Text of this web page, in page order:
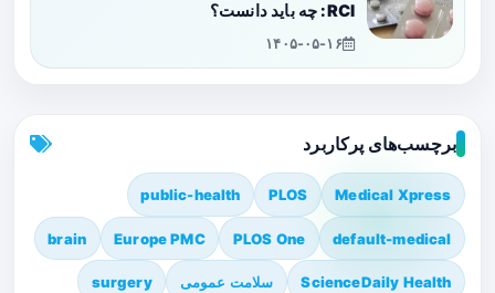
RCI: چه باید دانست؟
۱۴۰۵-۰۵-۱۶
برچسب‌های پرکاربرد
Medical Xpress
PLOS
public-health
default-medical
PLOS One
Europe PMC
brain
ScienceDaily Health سلامت عمومی surgery